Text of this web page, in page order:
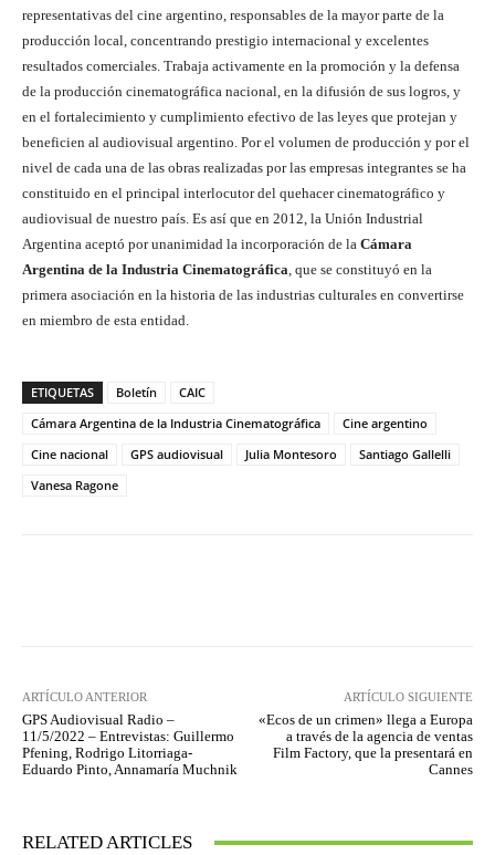
representativas del cine argentino, responsables de la mayor parte de la
producción local, concentrando prestigio internacional y excelentes
resultados comerciales. Trabaja activamente en la promoción y la defensa
de la producción cinematográfica nacional, en la difusión de sus logros, y
en el fortalecimiento y cumplimiento efectivo de las leyes que protejan y
beneficien al audiovisual argentino. Por el volumen de producción y por el
nivel de cada una de las obras realizadas por las empresas integrantes se ha
constituido en el principal interlocutor del quehacer cinematográfico y
audiovisual de nuestro país. Es así que en 2012, la Unión Industrial
Argentina aceptó por unanimidad la incorporación de la Cámara
Argentina de la Industria Cinematográfica, que se constituyó en la
primera asociación en la historia de las industrias culturales en convertirse
en miembro de esta entidad.
ETIQUETAS Boletín
CAIC
Cámara Argentina de la Industria Cinematográfica
Cine argentino
Cine nacional
GPS audiovisual Julia Montesoro
Santiago Gallelli
Vanesa Ragone
ARTÍCULO ANTERIOR
GPS Audiovisual Radio –
11/5/2022 – Entrevistas: Guillermo
Pfening, Rodrigo Litorriaga-
Eduardo Pinto, Annamaría Muchnik
ARTÍCULO SIGUIENTE
«Ecos de un crimen» llega a Europa
a través de la agencia de ventas
Film Factory, que la presentará en
Cannes
RELATED ARTICLES